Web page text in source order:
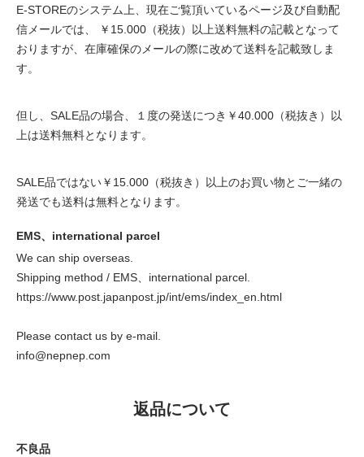
E-STOREのシステム上、現在ご覧頂いているページ及び自動配
信メールでは、 ￥15.000（税抜）以上送料無料の記載となって
おりますが、在庫確保のメールの際に改めて送料を記載致しま
す。
但し、SALE品の場合、１度の発送につき￥40.000（税抜き）以
上は送料無料となります。
SALE品ではない￥15.000（税抜き）以上のお買い物とご一緒の
発送でも送料は無料となります。
EMS、international parcel
We can ship overseas.
Shipping method / EMS、international parcel.
https://www.post.japanpost.jp/int/ems/index_en.html
Please contact us by e-mail.
info@nepnep.com
返品について
不良品